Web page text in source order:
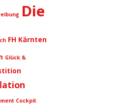
Die
FH Kärnten
Glück &
Cockpit